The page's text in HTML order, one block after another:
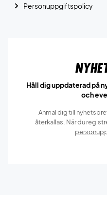
Personuppgiftspolicy
Håll dig uppdaterad på
och
Anmäl dig till
återkallas. När du